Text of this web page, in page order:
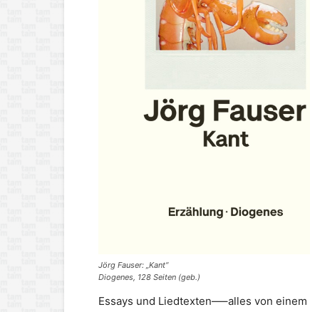
Jörg Fauser: „Kant“
Diogenes, 128 Seiten (geb.)
Essays und Liedtexten—–alles von